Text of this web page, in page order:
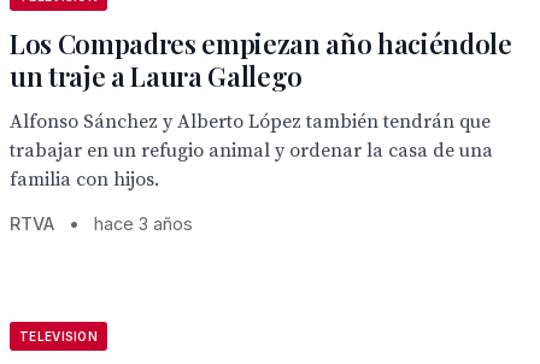
Los Compadres empiezan año haciéndole
un traje a Laura Gallego
Alfonso Sánchez y Alberto López también tendrán que
trabajar en un refugio animal y ordenar la casa de una
familia con hijos.
RTVA • hace 3 años
TELEVISION